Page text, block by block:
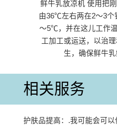
鲜牛乳放凉机 使用把
由36℃左右两在2～3个
～5℃，并在这儿工作
工加工或运送，以治
生，确保鲜牛乳
相关服务
护肤品提高：.我可能会可